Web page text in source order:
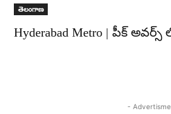
తెలంగాణ
Hyderabad Metro | పీక్ అవర్స్
-